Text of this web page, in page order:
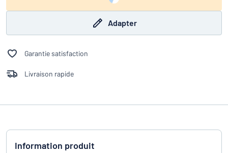
Adapter
Garantie satisfaction
Livraison rapide
Information produit